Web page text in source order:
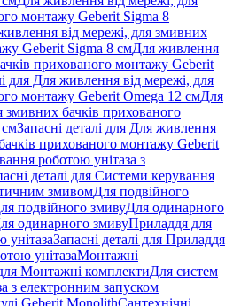
монтажу Geberit Sigma 8
від мережі, для змивних
Geberit Sigma 8 смДля живлення
прихованого монтажу Geberit
для Для живлення від мережі, для
монтажу Geberit Omega 12 смДля
змивних бачків прихованого
Запасні деталі для Для живлення
прихованого монтажу Geberit
роботою унітаза з
деталі для Системи керування
змивомДля подвійного
подвійного змивуДля одинарного
одинарного змивуПриладдя для
унітазаЗапасні деталі для Приладдя
унітазаМонтажні
Монтажні комплектиДля систем
з електронним запуском
Geberit MonolithСантехнічні